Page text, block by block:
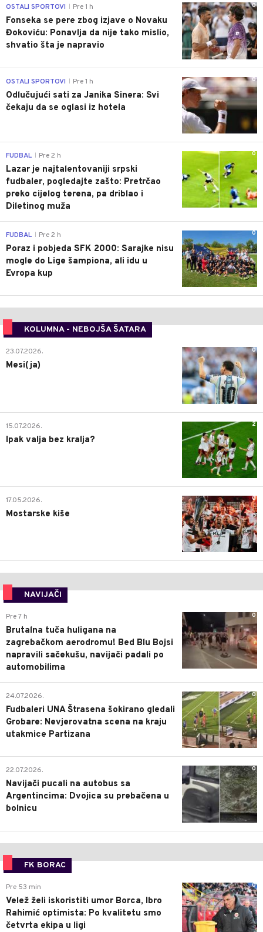
0
OSTALI SPORTOVI Pre 1 h
Fonseka se pere zbog izjave o Novaku
Đokoviću: Ponavlja da nije tako mislio,
shvatio šta je napravio
0
OSTALI SPORTOVI Pre 1 h
Odlučujući sati za Janika Sinera: Svi
čekaju da se oglasi iz hotela
0
FUDBAL Pre 2 h
Lazar je najtalentovaniji srpski
fudbaler, pogledajte zašto: Pretrčao
preko cijelog terena, pa driblao i
Diletinog muža
0
FUDBAL Pre 2 h
Poraz i pobjeda SFK 2000: Sarajke nisu
mogle do Lige šampiona, ali idu u
Evropa kup
KOLUMNA - NEBOJŠA ŠATARA
0
23.07.2026.
Mesi(ja)
2
15.07.2026.
Ipak valja bez kralja?
0
17.05.2026.
Mostarske kiše
NAVIJAČI
0
Pre 7 h
Brutalna tuča huligana na
zagrebačkom aerodromu! Bed Blu Bojsi
napravili sačekušu, navijači padali po
automobilima
0
24.07.2026.
Fudbaleri UNA Štrasena šokirano gledali
Grobare: Nevjerovatna scena na kraju
utakmice Partizana
0
22.07.2026.
Navijači pucali na autobus sa
Argentincima: Dvojica su prebačena u
bolnicu
FK BORAC
0
Pre 53 min
Velež želi iskoristiti umor Borca, Ibro
Rahimić optimista: Po kvalitetu smo
četvrta ekipa u ligi